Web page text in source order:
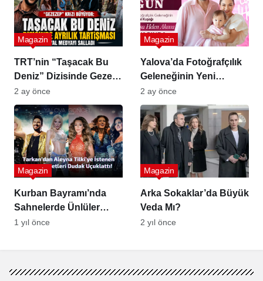
TRT’nin “Taşacak Bu
Deniz” Dizisinde Gezep
Krizi
Magazin
2 ay önce
Yalova’da Fotoğrafçılık
Geleneğinin Yeni
Temsilcisi Elisa Helen
Akova 1 Yaşına Girdi
Magazin
2 ay önce
Kurban Bayramı’nda
Sahnelerde Ünlüler
Geçidi
Magazin
1 yıl önce
Arka Sokaklar’da Büyük
Veda Mı?
Magazin
2 yıl önce